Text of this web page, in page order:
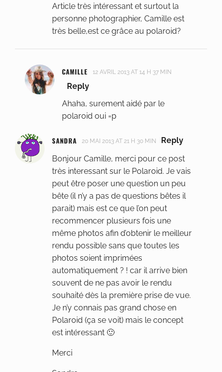
Article très intéressant et surtout la
personne photographier, Camille est
très belle,est ce grâce au polaroid?
CAMILLE 12 AVRIL 2013 AT 14 H 37 MIN
Reply
Ahaha, surement aidé par le
polaroid oui =p
SANDRA 20 MAI 2013 AT 21 H 30 MIN
Reply
Bonjour Camille, merci pour ce post
très interessant sur le Polaroid. Je vais
peut être poser une question un peu
bête (il n’y a pas de questions bêtes il
parait) mais est ce que l’on peut
recommencer plusieurs fois une
même photos afin d’obtenir le meilleur
rendu possible sans que toutes les
photos soient imprimées
automatiquement ? ! car il arrive bien
souvent de ne pas avoir le rendu
souhaité dès la première prise de vue.
Je n’y connais pas grand chose en
Polaroid (ça se voit) mais le concept
est intéressant 🙂
Merci